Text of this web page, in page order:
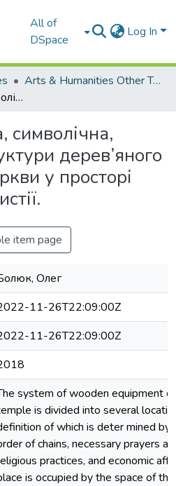
All of
DSpace
Log In
Arts & Humanities Other Topics
Функціональна, символічна, тектонічна структури дерев’яного обладнання церкви у просторі Таїнства Євхаристії.
символічна,
дерев’яного
у просторі
item page
Олег
11-26T22:09:00Z
11-26T22:09:00Z
system of wooden equipment
is divided into several
of which is deter mined by
of chains, necessary prayers
practices, and economic
is occupied by the space of the